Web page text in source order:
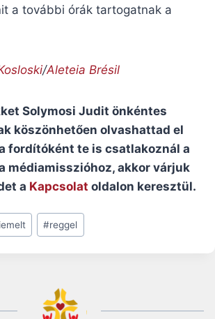
a további órák tartogatnak a
/Aleteia Brésil
Solymosi Judit önkéntes
köszönhetően olvashattad el
fordítóként te is csatlakoznál a
médiamisszióhoz, akkor várjuk
a Kapcsolat oldalon keresztül.
#reggel